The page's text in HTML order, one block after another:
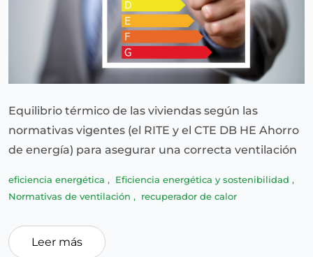
Equilibrio térmico de las viviendas según las
normativas vigentes (el RITE y el CTE DB HE Ahorro
de energía) para asegurar una correcta ventilación
eficiencia energética , Eficiencia energética y sostenibilidad ,
Normativas de ventilación , recuperador de calor
Leer más